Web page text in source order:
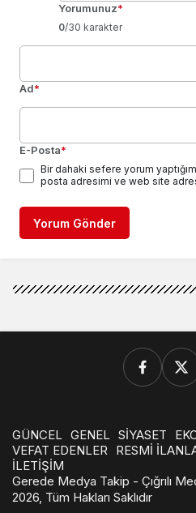
Yorumunuz*
0/30 karakter
Ad*
E-Posta*
Bir dahaki sefere yorum
posta adresimi ve web site
Yorum Gönder
GÜNCEL GENEL SİYASET
VEFAT EDENLER
RESMİ
İLETİŞİM
Gerede Medya Takip - Çığrılı
2026, Tüm Hakları Saklıdır